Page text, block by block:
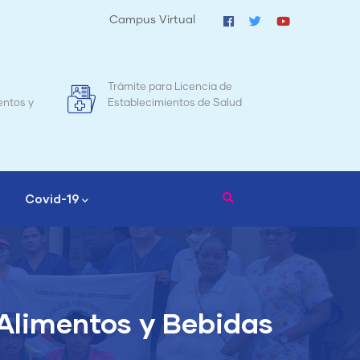
Campus Virtual
Mapa de Mortalidad Materna en
Nicaragua
Covid-19
y Bebidas